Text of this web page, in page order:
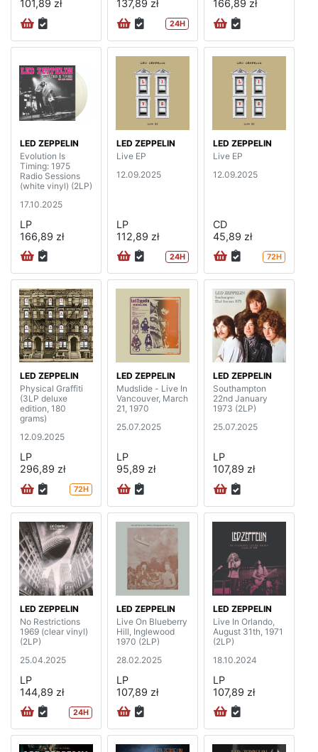
101,89 zł 137,89 zł
24H
166,89 zł
LED ZEPPELIN
Evolution Is
Timing: 1975
Radio Sessions
(white vinyl) (2LP)
17.10.2025
LP
166,89 zł
LED ZEPPELIN
Live EP
12.09.2025
LP
112,89 zł
24H
LED ZEPPELIN
Live EP
12.09.2025
CD
45,89 zł
72H
LED ZEPPELIN
Physical Graffiti
(3LP deluxe
edition, 180
grams)
12.09.2025
LP
296,89 zł
72H
LED ZEPPELIN
Mudslide - Live In
Vancouver, March
21, 1970
25.07.2025
LP
95,89 zł
LED ZEPPELIN
Southampton
22nd January
1973 (2LP)
25.07.2025
LP
107,89 zł
LED ZEPPELIN
No Restrictions
1969 (clear vinyl)
(2LP)
25.04.2025
LP
144,89 zł
24H
LED ZEPPELIN
Live On Blueberry
Hill, Inglewood
1970 (2LP)
28.02.2025
LP
107,89 zł
LED ZEPPELIN
Live In Orlando,
August 31th, 1971
(2LP)
18.10.2024
LP
107,89 zł